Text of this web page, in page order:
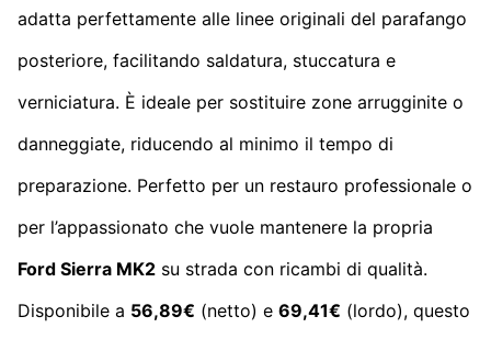
adatta perfettamente alle linee originali del parafango
posteriore, facilitando saldatura, stuccatura e
verniciatura. È ideale per sostituire zone arrugginite o
danneggiate, riducendo al minimo il tempo di
preparazione. Perfetto per un restauro professionale o
per l’appassionato che vuole mantenere la propria
Ford Sierra MK2 su strada con ricambi di qualità.
Disponibile a 56,89€ (netto) e 69,41€ (lordo), questo